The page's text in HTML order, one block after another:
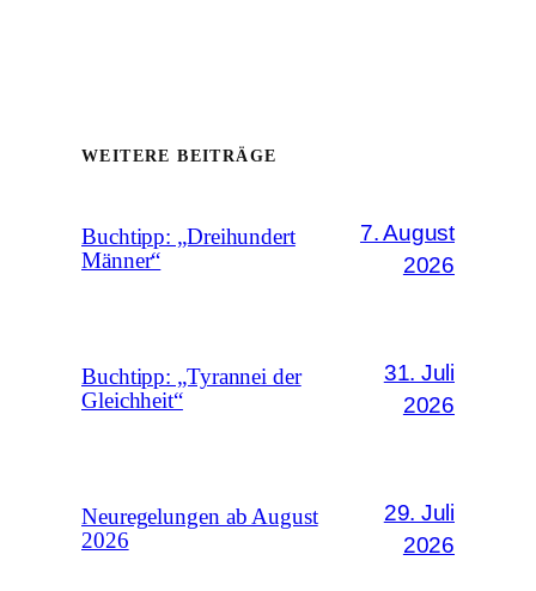
WEITERE BEITRÄGE
Buchtipp: „Dreihundert
Männer“
7. August
2026
Buchtipp: „Tyrannei der
Gleichheit“
31. Juli
2026
Neuregelungen ab August
2026
29. Juli
2026